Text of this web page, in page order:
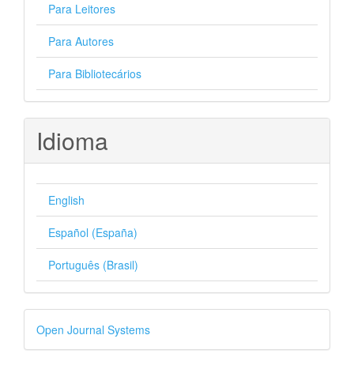
Para Leitores
Para Autores
Para Bibliotecários
Idioma
English
Español (España)
Português (Brasil)
Desenvolvido
por
Open Journal Systems